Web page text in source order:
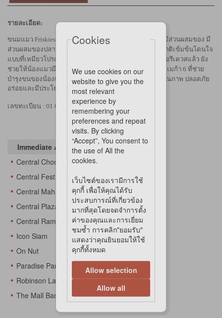
รายละเอียด:
ขนมแมว Friskies Party MixClassic ขนมเคี้ยวกรุบกรอบร มีส่วนผสมของ มี
ส่วนผสมของปลาทูน่า ไก่ และปลาโบนิโตะแบบเต็มๆ รสชาติเข้มข้นโดนใจ
แบบที่เหมียวโปรดปราน นอกจากจะอร่อยจนเหมียวต้องขอรีเควสแล้ว ยัง
ช่วยให้น้องแมวมีสุขภาพดีด้วยโปรตีน วิตามินรวม และโอเมก้า 6 ที่ช่วย
บำรุงขนของน้องเหมียวให้สวยเงางามอีกด้วย ขนมแมวคุณภาพ ปลอดภัย
อร่อยและมีประโยชน์ต่อสุขภาพของน้องแมว
เลขทะเบียน : 01 07 58 0439
Immediate Availability At
Central Chonburi
Central Festival Eastville
Central Mahachai
Central Plaza Changwattana
Central Rama 3
Icon Siam
On Nut
Paradise Park
Robinson Lat Krabang
The Mall BangKae
Cookies
We use cookies on our
website to give you the
most relevant
experience by
remembering your
preferences and repeat
visits. By clicking
“Accept”, You consent to
the use of All the
cookies.
เว็บไซต์ของเรามีการใช้
คุกกี้ เพื่อให้คุณได้รับ
ประสบการณ์ที่เกี่ยวข้อง
มากที่สุดโดยจดจำการตั้ง
ค่าของคุณและการเยี่ยม
ชมซ้ำ การคลิก"ยอมรับ"
แสดงว่าคุณยินยอมให้ใช้
คุกกี้ทั้งหมด
Allow selection
Allow all